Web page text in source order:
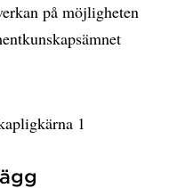
på möjligheten
1